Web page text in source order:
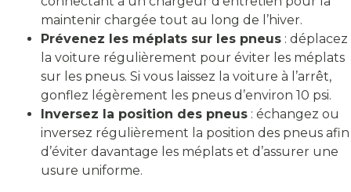
maintenir chargée tout au long de l’hiver.
Prévenez les méplats sur les pneus : déplacez
la voiture régulièrement pour éviter les méplats
sur les pneus. Si vous laissez la voiture à l’arrêt,
gonflez légèrement les pneus d’environ 10 psi.
Inversez la position des pneus : échangez ou
inversez régulièrement la position des pneus afin
d’éviter davantage les méplats et d’assurer une
usure uniforme.